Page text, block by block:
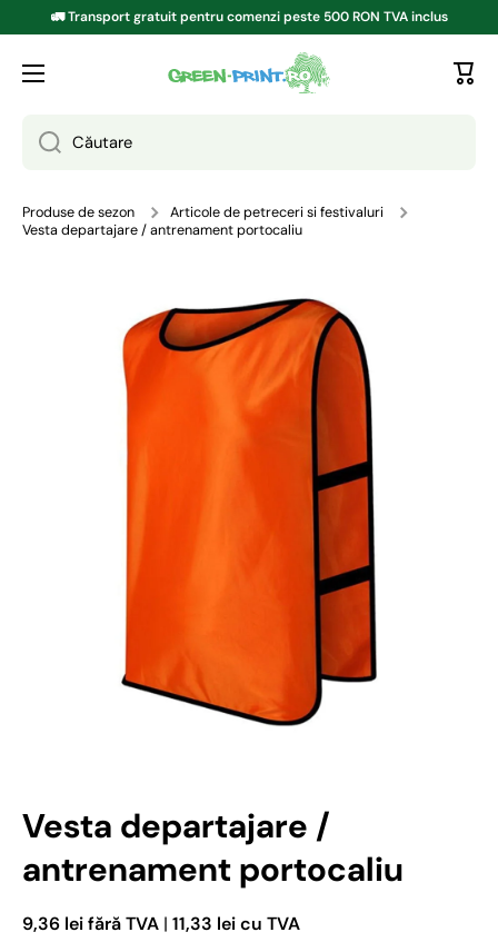
TRECI LA CONȚINUT
🚛 Transport gratuit pentru comenzi peste 500 RON TVA inclus
Căutare
Produse de sezon
Articole de petreceri si festivaluri
Vesta departajare / antrenament portocaliu
Treci la informațiile despre produs
Vesta departajare /
antrenament portocaliu
9,36 lei fără TVA | 11,33 lei cu TVA